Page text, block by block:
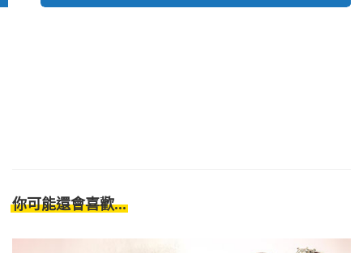
你可能還會喜歡...